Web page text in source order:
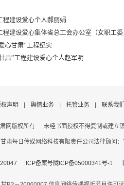
程建设爱心个人郝丽娟
建设爱心集体省总工会办公室（女职工委
心甘肃”工程纪实
肃”工程建设爱心个人赵军明
声明 舆情业务 托管业务 联系我们
网版权所有 未经书面授权不得复制或建立
每日传媒网络科技有限责任公司法律顾
ICP备案号陇ICP备05000341号-1